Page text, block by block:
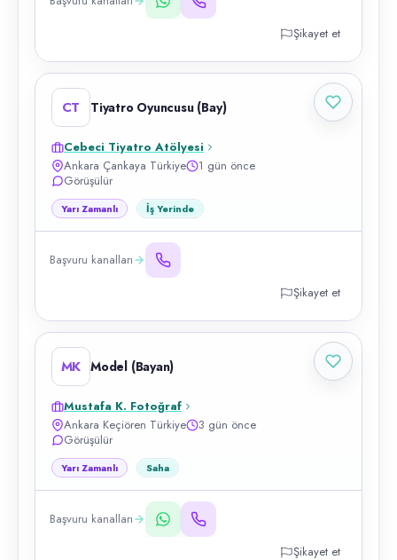
Şikayet et
CT Tiyatro Oyuncusu (Bay)
Cebeci Tiyatro Atölyesi
Ankara Çankaya Türkiye
1 gün önce
Görüşülür
Yarı Zamanlı İş Yerinde
Başvuru kanalları
Şikayet et
MK Model (Bayan)
Mustafa K. Fotoğraf
Ankara Keçiören Türkiye
3 gün önce
Görüşülür
Yarı Zamanlı Saha
Başvuru kanalları
Şikayet et